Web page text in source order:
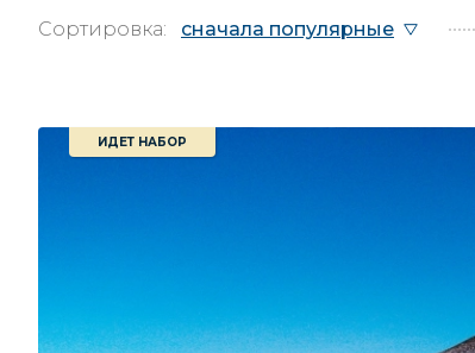
Сортировка: сначала популярные
ИДЕТ НАБОР